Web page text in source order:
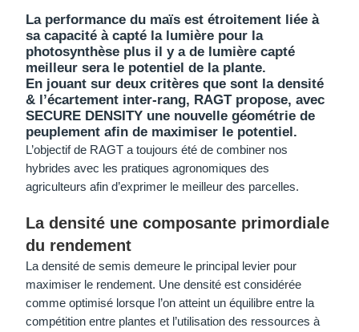
La performance du maïs est étroitement liée à
sa capacité à capté la lumière pour la
photosynthèse plus il y a de lumière capté
meilleur sera le potentiel de la plante.
En jouant sur deux critères que sont la densité
& l’écartement inter-rang, RAGT propose, avec
SECURE DENSITY une nouvelle géométrie de
peuplement afin de maximiser le potentiel.
L’objectif de RAGT a toujours été de combiner nos
hybrides avec les pratiques agronomiques des
agriculteurs afin d’exprimer le meilleur des parcelles.
La densité une composante primordiale
du rendement
La densité de semis demeure le principal levier pour
maximiser le rendement. Une densité est considérée
comme optimisé lorsque l’on atteint un équilibre entre la
compétition entre plantes et l’utilisation des ressources à